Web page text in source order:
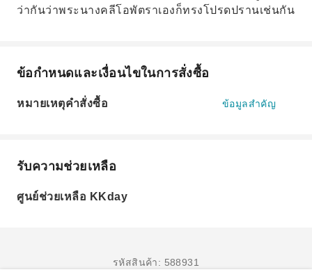
ว่ากันว่าพระนางคลีโอพัตราเองก็ทรงโปรดปรานเช่นกัน
ข้อกำหนดและเงื่อนไขในการสั่งซื้อ
หมายเหตุคำสั่งซื้อ ข้อมูลสำคัญ
รับความช่วยเหลือ
ศูนย์ช่วยเหลือ KKday
รหัสสินค้า: 588931